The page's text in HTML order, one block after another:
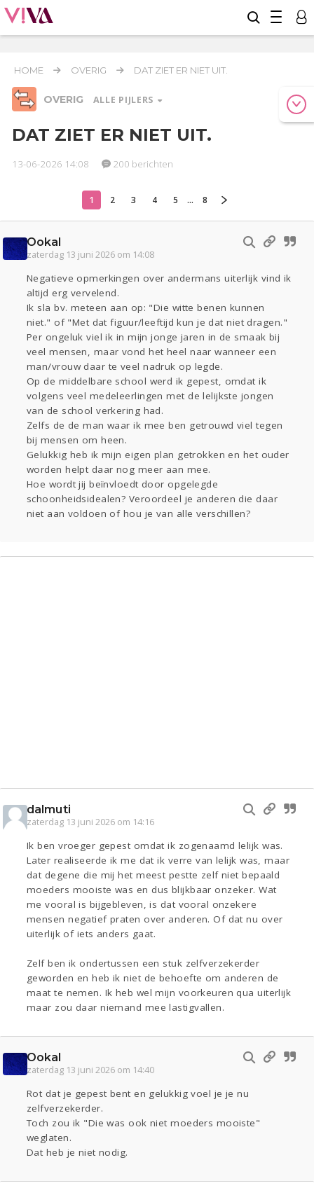
HOME OVERIG DAT ZIET ER NIET UIT.
OVERIG ALLE PIJLERS
Relaties Werk & Studie Geld & Recht
Overig
Actueel
Lijf & Lijn
Kinderen
Digi
Zwanger
Psyche Thuis
Klussen
Sport
Contact
Lezen
DAT ZIET ER NIET UIT.
13-06-2026 14:08 200 berichten
1 2 3 4 5 ... 8
Ookal
zaterdag 13 juni 2026 om 14:08
Negatieve opmerkingen over andermans uiterlijk vind ik
altijd erg vervelend.
Ik sla bv. meteen aan op: "Die witte benen kunnen
niet." of "Met dat figuur/leeftijd kun je dat niet dragen."
Per ongeluk viel ik in mijn jonge jaren in de smaak bij
veel mensen, maar vond het heel naar wanneer een
man/vrouw daar te veel nadruk op legde.
Op de middelbare school werd ik gepest, omdat ik
volgens veel medeleerlingen met de lelijkste jongen
van de school verkering had.
Zelfs de de man waar ik mee ben getrouwd viel tegen
bij mensen om heen.
Gelukkig heb ik mijn eigen plan getrokken en het ouder
worden helpt daar nog meer aan mee.
Hoe wordt jij beïnvloedt door opgelegde
schoonheidsidealen? Veroordeel je anderen die daar
niet aan voldoen of hou je van alle verschillen?
dalmuti
zaterdag 13 juni 2026 om 14:16
Ik ben vroeger gepest omdat ik zogenaamd lelijk was.
Later realiseerde ik me dat ik verre van lelijk was, maar
dat degene die mij het meest pestte zelf niet bepaald
moeders mooiste was en dus blijkbaar onzeker. Wat
me vooral is bijgebleven, is dat vooral onzekere
mensen negatief praten over anderen. Of dat nu over
uiterlijk of iets anders gaat.
Zelf ben ik ondertussen een stuk zelfverzekerder
geworden en heb ik niet de behoefte om anderen de
maat te nemen. Ik heb wel mijn voorkeuren qua uiterlijk
maar zou daar niemand mee lastigvallen.
Ookal
zaterdag 13 juni 2026 om 14:40
Rot dat je gepest bent en gelukkig voel je je nu
zelfverzekerder.
Toch zou ik "Die was ook niet moeders mooiste"
weglaten.
Dat heb je niet nodig.